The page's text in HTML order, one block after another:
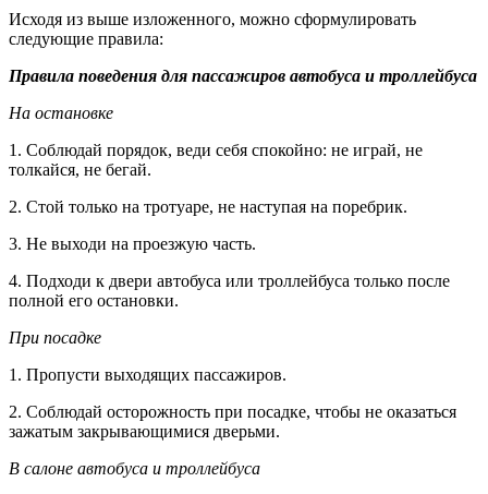
Исходя из выше изложенного, можно сформулировать
следующие правила:
Правила поведения для пассажиров автобуса и троллейбуса
На остановке
1. Соблюдай порядок, веди себя спокойно: не играй, не
толкайся, не бегай.
2. Стой только на тротуаре, не наступая на поребрик.
3. Не выходи на проезжую часть.
4. Подходи к двери автобуса или троллейбуса только после
полной его остановки.
При посадке
1. Пропусти выходящих пассажиров.
2. Соблюдай осторожность при посадке, чтобы не оказаться
зажатым закрывающимися дверьми.
В салоне автобуса и троллейбуса